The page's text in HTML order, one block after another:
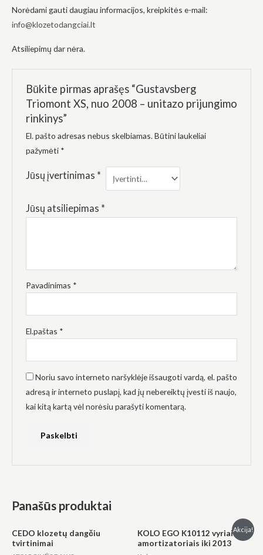
Norėdami gauti daugiau informacijos, kreipkitės e-mail:
info@klozetodangciai.lt
Atsiliepimų dar nėra.
Būkite pirmas aprašęs “Gustavsberg
Triomont XS, nuo 2008 – unitazo prijungimo
rinkinys”
El. pašto adresas nebus skelbiamas. Būtini laukeliai
pažymėti *
Jūsų įvertinimas *
Jūsų atsiliepimas *
Pavadinimas *
El.paštas *
Noriu savo interneto naršyklėje išsaugoti vardą, el. pašto
adresą ir interneto puslapį, kad jų nebereiktų įvesti iš naujo,
kai kitą kartą vėl norėsiu parašyti komentarą.
Panašūs produktai
CEDO klozetų dangčiu
tvirtinimai
Akcija!
KOLO EGO K10112 vyriai su
amortizatoriais iki 2013
price
was:
price
is:
savo
pomėgiais ir
elgesiu, kai
mūsų
padidinate
pamatyti
suasmenintą
pasiūlymus.